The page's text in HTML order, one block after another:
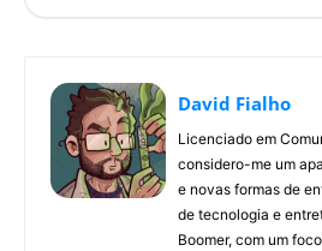
David Fialho
Licenciado em
considero-me um
e novas formas de
de tecnologia e
Boomer, com um